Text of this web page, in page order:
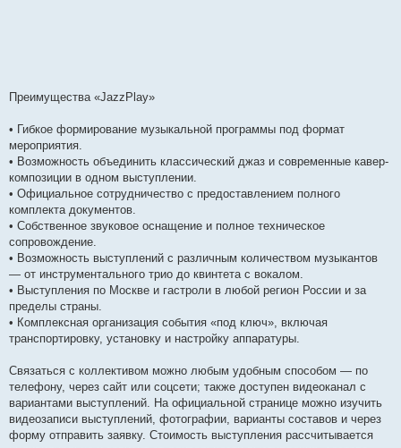
Преимущества «JazzPlay»
• Гибкое формирование музыкальной программы под формат
мероприятия.
• Возможность объединить классический джаз и современные кавер-
композиции в одном выступлении.
• Официальное сотрудничество с предоставлением полного
комплекта документов.
• Собственное звуковое оснащение и полное техническое
сопровождение.
• Возможность выступлений с различным количеством музыкантов
— от инструментального трио до квинтета с вокалом.
• Выступления по Москве и гастроли в любой регион России и за
пределы страны.
• Комплексная организация события «под ключ», включая
транспортировку, установку и настройку аппаратуры.
Связаться с коллективом можно любым удобным способом — по
телефону, через сайт или соцсети; также доступен видеоканал с
вариантами выступлений. На официальной странице можно изучить
видеозаписи выступлений, фотографии, варианты составов и через
форму отправить заявку. Стоимость выступления рассчитывается